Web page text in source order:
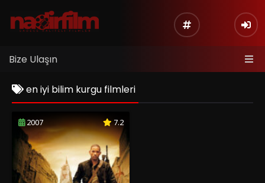
Bize Ulaşın
en iyi bilim kurgu filmleri
2007 7.2